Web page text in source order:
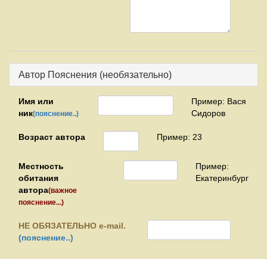
Автор Пояснения (необязательно)
Имя или
ник(пояснение..)
Пример: Вася
Сидоров
Возраст автора Пример: 23
Местность
обитания
автора(важное
пояснение...)
Пример:
Екатеринбург
НЕ ОБЯЗАТЕЛЬНО e-mail.
(пояснение..)